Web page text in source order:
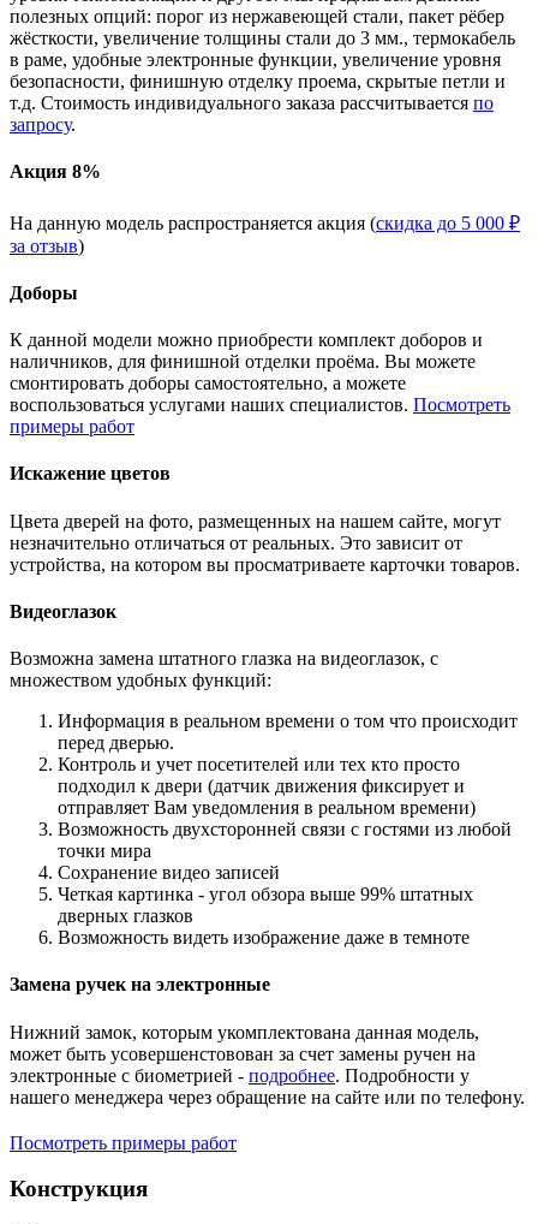
полезных опций: порог из нержавеющей стали, пакет рёбер
жёсткости, увеличение толщины стали до 3 мм., термокабель
в раме, удобные электронные функции, увеличение уровня
безопасности, финишную отделку проема, скрытые петли и
т.д. Стоимость индивидуального заказа рассчитывается по
запросу.
Акция 8%
На данную модель распространяется акция (скидка до 5 000 ₽
за отзыв)
Доборы
К данной модели можно приобрести комплект доборов и
наличников, для финишной отделки проёма. Вы можете
смонтировать доборы самостоятельно, а можете
воспользоваться услугами наших специалистов. Посмотреть
примеры работ
Искажение цветов
Цвета дверей на фото, размещенных на нашем сайте, могут
незначительно отличаться от реальных. Это зависит от
устройства, на котором вы просматриваете карточки товаров.
Видеоглазок
Возможна замена штатного глазка на видеоглазок, с
множеством удобных функций:
Информация в реальном времени о том что происходит
перед дверью.
Контроль и учет посетителей или тех кто просто
подходил к двери (датчик движения фиксирует и
отправляет Вам уведомления в реальном времени)
Возможность двухсторонней связи с гостями из любой
точки мира
Сохранение видео записей
Четкая картинка - угол обзора выше 99% штатных
дверных глазков
Возможность видеть изображение даже в темноте
Замена ручек на электронные
Нижний замок, которым укомплектована данная модель,
может быть усовершенстовован за счет замены ручен на
электронные с биометрией - подробнее. Подробности у
нашего менеджера через обращение на сайте или по телефону.
Посмотреть примеры работ
Конструкция